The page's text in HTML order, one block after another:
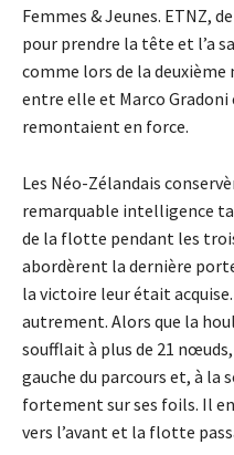
Femmes & Jeunes. ETNZ,
pour prendre la tête et l’a
comme lors de la deuxième
entre elle et Marco
remontaient en force.
Les Néo-Zélandais
remarquable intelligence
de la flotte pendant les
abordèrent la dernière
la victoire leur était
autrement. Alors que la
soufflait à plus de 21
gauche du parcours et, à la
fortement sur ses foils. Il
vers l’avant et la flotte